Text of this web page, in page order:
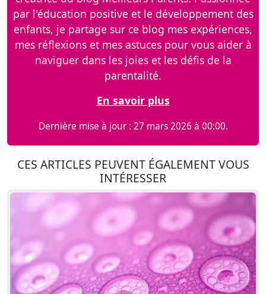
par l'éducation positive et le développement des
enfants, je partage sur ce blog mes expériences,
mes réflexions et mes astuces pour vous aider à
naviguer dans les joies et les défis de la
parentalité.
En savoir plus
Dernière mise à jour : 27 mars 2026 à 00:00.
CES ARTICLES PEUVENT ÉGALEMENT VOUS
INTÉRESSER